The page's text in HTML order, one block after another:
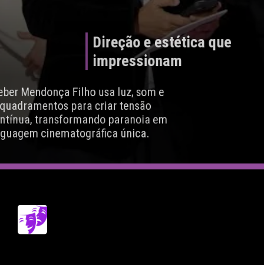
Direção e estética que
impressionam
Kleber Mendonça Filho usa luz, som e
enquadramentos para criar tensão
contínua, transformando paranoia em
linguagem cinematográfica única.